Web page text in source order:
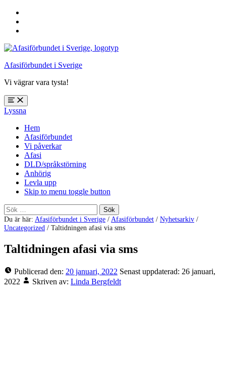
sidfoten
Afasiförbundet i Sverige
Vi vägrar vara tysta!
Öppna
meny:
%s
Lyssna
Hem
Afasiförbundet
Vi påverkar
Afasi
DLD/språkstörning
Anhörig
Levla upp
Skip to menu toggle button
Sök
efter:
Du är här: Afasiförbundet i Sverige /Afasiförbundet / Nyhetsarkiv /
Uncategorized / Taltidningen afasi via sms
Taltidningen afasi via sms
Publicerad den: 20 januari, 2022 Senast uppdaterad: 26 januari,
2022
Skriven av: Linda Bergfeldt